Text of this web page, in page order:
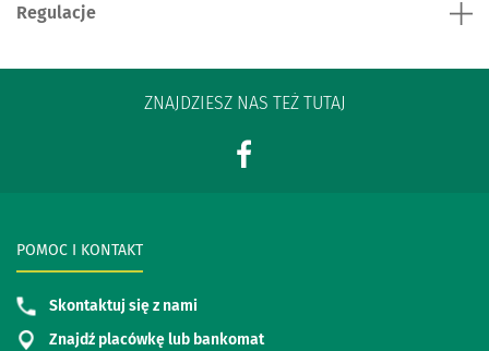
Regulacje
ZNAJDZIESZ NAS TEŻ TUTAJ
POMOC I KONTAKT
Skontaktuj się z nami
Znajdź placówkę lub bankomat